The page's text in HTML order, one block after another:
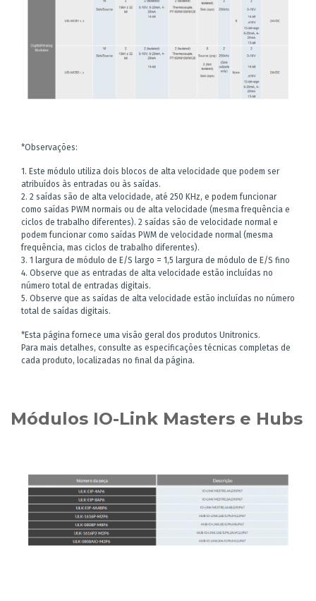
*Observações:
1. Este módulo utiliza dois blocos de alta velocidade que podem ser
atribuídos às entradas ou às saídas.
2. 2 saídas são de alta velocidade, até 250 KHz, e podem funcionar
como saídas PWM normais ou de alta velocidade (mesma frequência e
ciclos de trabalho diferentes). 2 saídas são de velocidade normal e
podem funcionar como saídas PWM de velocidade normal (mesma
frequência, mas ciclos de trabalho diferentes).
3. 1 largura de módulo de E/S largo = 1,5 largura de módulo de E/S fino
4. Observe que as entradas de alta velocidade estão incluídas no
número total de entradas digitais.
5. Observe que as saídas de alta velocidade estão incluídas no número
total de saídas digitais.
*Esta página fornece uma visão geral dos produtos Unitronics.
Para mais detalhes, consulte as especificações técnicas completas de
cada produto, localizadas no final da página.
Módulos IO-Link Masters e Hubs